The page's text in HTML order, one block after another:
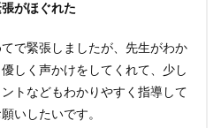
がほぐれた
で緊張しましたが、先生がわか
しく声かけをしてくれて、少し
トなどもわかりやすく指導して
いしたいです。